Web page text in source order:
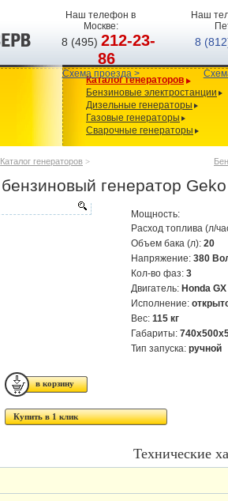
Наш телефон в
Москве:
8 (495)212-23-
86
Схема проезда >
Наш
8
Каталог генераторов
Бензиновые электростанции
Дизельные генераторы
Газовые генераторы
Сварочные генераторы
Каталог генераторов >
генератор
Мощность:
Расход топлива (л/
Объем бака (л): 20
Напряжение: 380
Кол-во фаз: 3
Двигатель: Honda
Исполнение:
Вес: 115 кг
Габариты:
Тип запуска: ручной
Купить в 1 клик
Технические